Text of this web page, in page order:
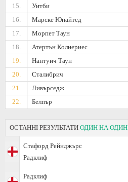
15.
Уитби
16.
Марске Юнайтед
17.
Морпет Таун
18.
Атертън Колиериес
19.
Нантуич Таун
20.
Сталибрич
21.
Ливърседж
22.
Белпър
ОСТАННІ РЕЗУЛЬТАТИ ОДИН НА ОДИН
Стафорд Рейнджърс
Радклиф
Радклиф